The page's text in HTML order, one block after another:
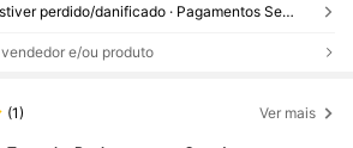
Reenviar se o item estiver perdido/danificado · Pagamentos Seguros · Proteção de privacidade
e/ou produto
(1) Ver mais